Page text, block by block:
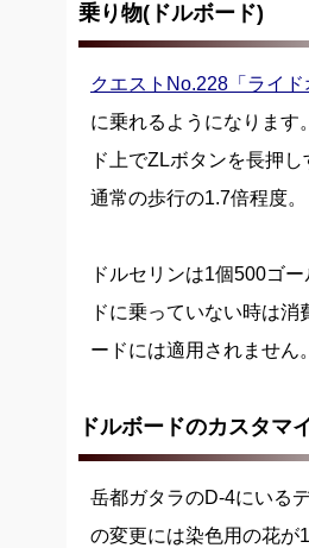
乗り物(ドルボード)
クエストNo.228「ライ
に乗れるようになります
ド上でZLボタンを長押
通常の歩行の1.7倍程度。
ドルセリンは1個500ゴ
ドに乗っていない時は
ードには適用されません。
ドルボードのカスタマ
岳都ガタラのD-4にいる
の変更には染色用の花が